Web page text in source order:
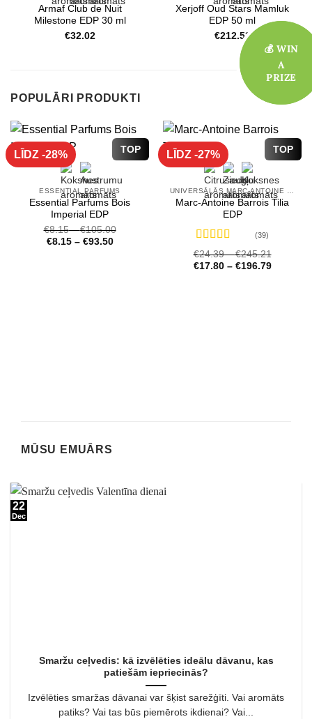
Armaf Club de Nuit
Milestone EDP 30 ml
€32.02
Xerjoff Oud Stars Mamluk
EDP 50 ml
€212.52
POPULĀRI PRODUKTI
TOP
LĪDZ -28%
ESSENTIAL PARFUMS
Essential Parfums Bois
Imperial EDP
€8.15–€105.00
€8.15– €93.50
TOP
LĪDZ -27%
Marc-Antoine Barrois Tilia
EDP
Novērtēts
ar4.72 no 5
(39)
€24.39–€245.21
€17.80– €196.79
MŪSU EMUĀRS
Smaržu ceļvedis: kā izvēlēties ideālu dāvanu, kas
patiešām iepriecinās?
Izvēlēties smaržas dāvanai var šķist sarežģīti. Vai aromāts
patiks? Vai tas būs piemērots ikdienai? Vai...
22
Dec
💰 WIN
A
PRIZE
💰 WIN
A
PRIZE